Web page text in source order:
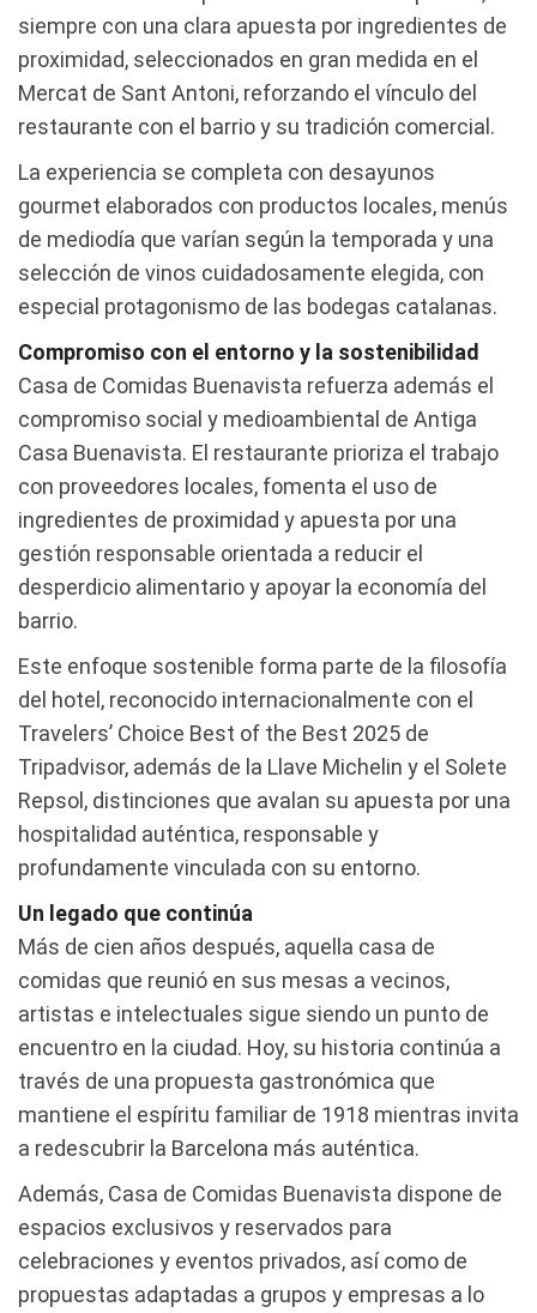
siempre con una clara apuesta por ingredientes de
proximidad, seleccionados en gran medida en el
Mercat de Sant Antoni, reforzando el vínculo del
restaurante con el barrio y su tradición comercial.
La experiencia se completa con desayunos
gourmet elaborados con productos locales, menús
de mediodía que varían según la temporada y una
selección de vinos cuidadosamente elegida, con
especial protagonismo de las bodegas catalanas.
Compromiso con el entorno y la sostenibilidad
Casa de Comidas Buenavista refuerza además el
compromiso social y medioambiental de Antiga
Casa Buenavista. El restaurante prioriza el trabajo
con proveedores locales, fomenta el uso de
ingredientes de proximidad y apuesta por una
gestión responsable orientada a reducir el
desperdicio alimentario y apoyar la economía del
barrio.
Este enfoque sostenible forma parte de la filosofía
del hotel, reconocido internacionalmente con el
Travelers’ Choice Best of the Best 2025 de
Tripadvisor, además de la Llave Michelin y el Solete
Repsol, distinciones que avalan su apuesta por una
hospitalidad auténtica, responsable y
profundamente vinculada con su entorno.
Un legado que continúa
Más de cien años después, aquella casa de
comidas que reunió en sus mesas a vecinos,
artistas e intelectuales sigue siendo un punto de
encuentro en la ciudad. Hoy, su historia continúa a
través de una propuesta gastronómica que
mantiene el espíritu familiar de 1918 mientras invita
a redescubrir la Barcelona más auténtica.
Además, Casa de Comidas Buenavista dispone de
espacios exclusivos y reservados para
celebraciones y eventos privados, así como de
propuestas adaptadas a grupos y empresas a lo